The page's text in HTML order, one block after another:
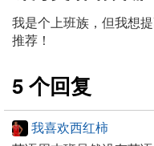
我是个上班族，但我想
推荐！
5 个回复
我喜欢西红柿